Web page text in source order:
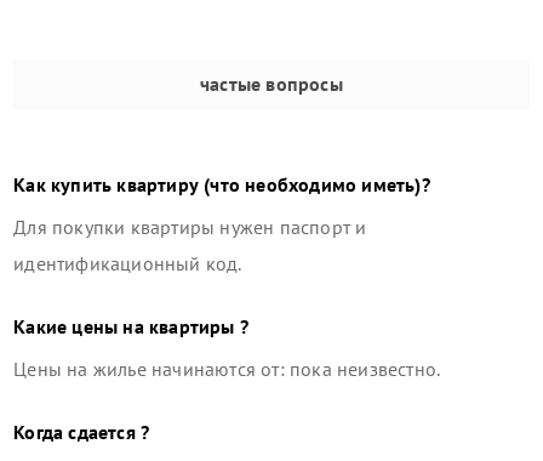
частые вопросы
Как купить квартиру (что необходимо иметь)?
Для покупки квартиры нужен паспорт и
идентификационный код.
Какие цены на квартиры ?
Цены на жилье начинаются от: пока неизвестно.
Когда сдается ?